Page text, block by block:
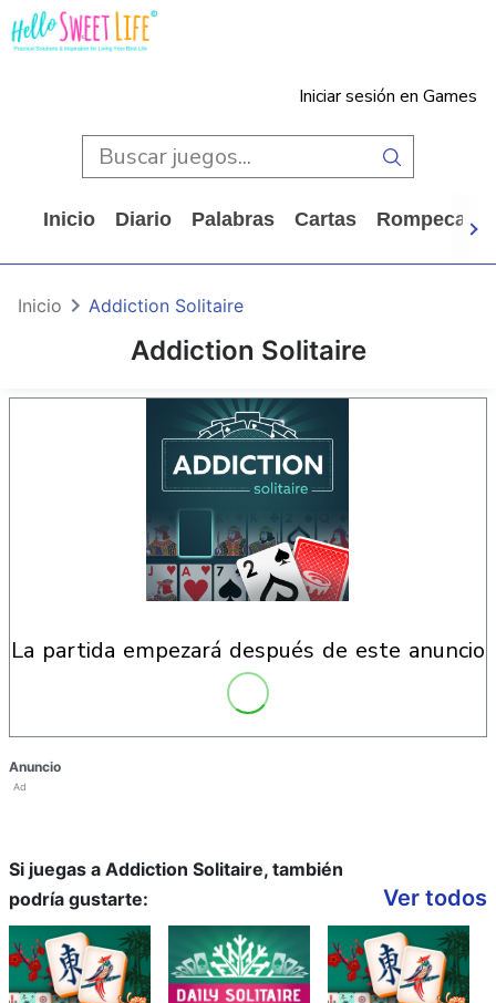
Iniciar sesión en Games
Inicio Diario Palabras Cartas
Addiction Solitaire
Inicio Addiction Solitaire
la partida empezará después de este anuncio
Anuncio
Ad
Si juegas a Addiction Solitaire, también
podría gustarte:
Ver todos